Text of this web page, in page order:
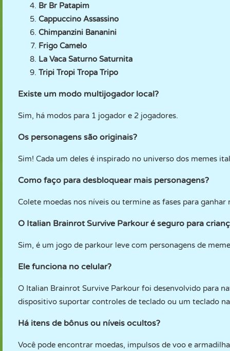
Br Br Patapim
Cappuccino Assassino
Chimpanzini Bananini
Frigo Camelo
La Vaca Saturno Saturnita
Tripi Tropi Tropa Tripo
Existe um modo multijogador local?
Sim, há modos para 1 jogador e 2 jogadores.
Os personagens são originais?
Sim! Cada um deles é inspirado no universo dos memes
Como faço para desbloquear mais personagens?
Colete moedas nos níveis ou termine as fases para ganhar
O Italian Brainrot Survive Parkour é seguro para
Sim, é um jogo de parkour leve com personagens de
Ele funciona no celular?
O Italian Brainrot Survive Parkour foi desenvolvido para
dispositivo suportar controles de teclado ou um teclado
Há itens de bônus ou níveis ocultos?
Você pode encontrar moedas, impulsos de voo e